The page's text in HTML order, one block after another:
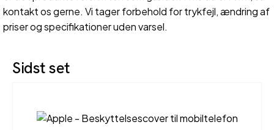
kontakt os gerne. Vi tager forbehold for trykfejl, ændring af
priser og specifikationer uden varsel.
Sidst set